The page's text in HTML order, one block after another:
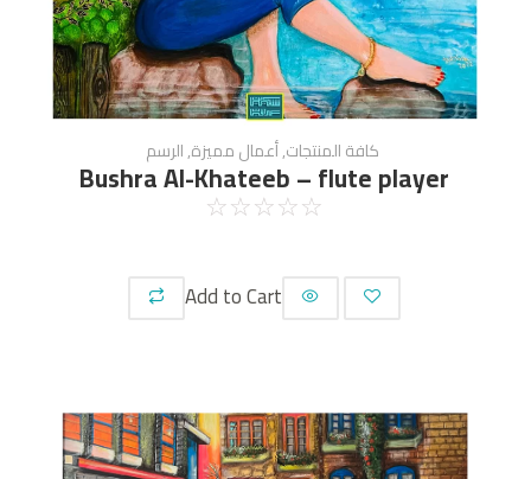
كافة المنتجات,أعمال مميزة,الرسم
Bushra Al-Khateeb – flute player
☆
☆
☆
☆
☆
Add to Cart